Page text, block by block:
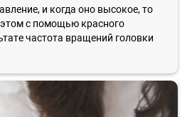
и когда оно высокое, то
этом с помощью красного
частота вращений головки